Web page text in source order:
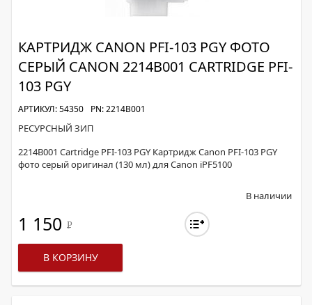
КАРТРИДЖ CANON PFI-103 PGY ФОТО
СЕРЫЙ CANON 2214B001 CARTRIDGE PFI-
103 PGY
АРТИКУЛ: 54350 PN: 2214B001
РЕСУРСНЫЙ ЗИП
2214B001 Cartridge PFI-103 PGY Картридж Canon PFI-103 PGY
фото серый оригинал (130 мл) для Canon iPF5100
В наличии
1 150 Р
В КОРЗИНУ